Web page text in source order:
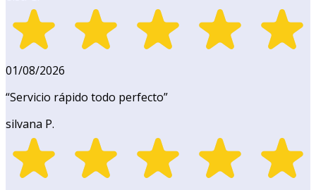
01/08/2026
“Servicio rápido todo perfecto”
silvana P.